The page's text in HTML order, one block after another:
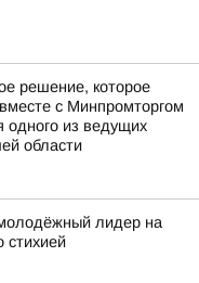
решение, которое
с Минпромторгом
одного из ведущих
области
лидер на
стихией